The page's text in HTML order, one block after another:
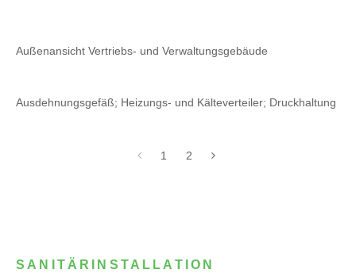
Außenansicht Vertriebs- und Verwaltungsgebäude
Ausdehnungsgefäß; Heizungs- und Kälteverteiler; Druckhaltung
1 2
SANITÄRINSTALLATION